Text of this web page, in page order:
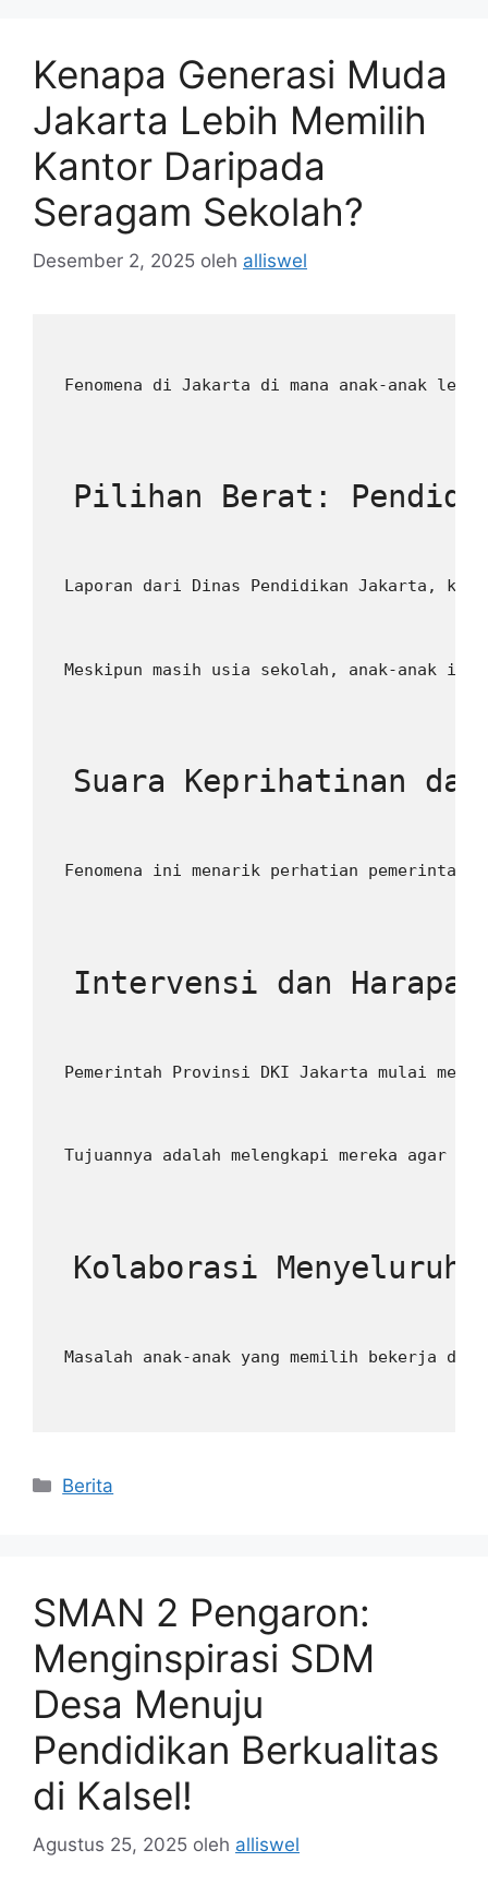
Kenapa Generasi Muda
Jakarta Lebih Memilih
Kantor Daripada
Seragam Sekolah?
Desember 2, 2025 oleh alliswel
Fenomena di Jakarta di mana anak-anak
Pilihan Berat:
Laporan dari Dinas Pendidikan Jakarta,
Meskipun masih usia sekolah, anak-anak ini
Suara Keprihatinan
Fenomena ini menarik perhatian pemerintah
Intervensi dan
Pemerintah Provinsi DKI Jakarta mulai
Tujuannya adalah melengkapi mereka agar
Kolaborasi
Masalah anak-anak yang memilih bekerja
Kategori
Berita
SMAN 2 Pengaron:
Menginspirasi SDM
Desa Menuju
Pendidikan Berkualitas
di Kalsel!
Agustus 25, 2025 oleh alliswel